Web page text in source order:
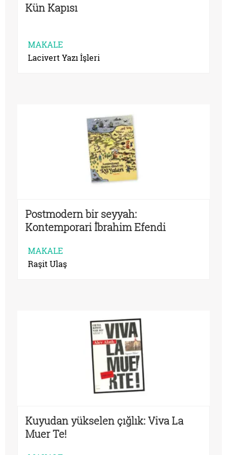
Kün Kapısı
MAKALE
Lacivert Yazı İşleri
Postmodern bir seyyah:
Kontemporari İbrahim Efendi
MAKALE
Raşit Ulaş
Kuyudan yükselen çığlık: Viva La
Muer Te!